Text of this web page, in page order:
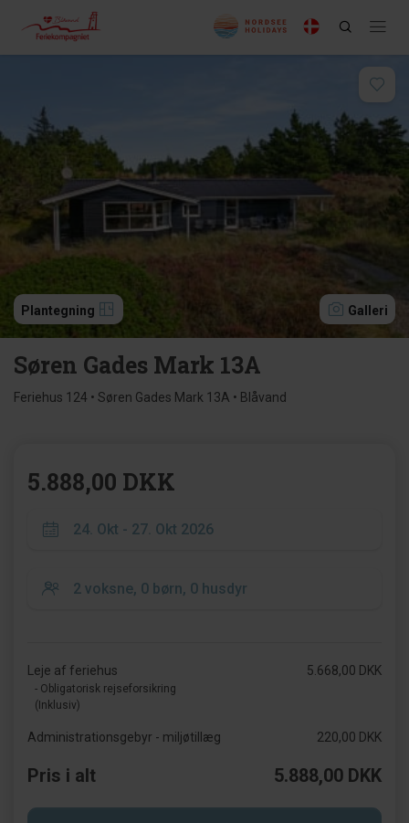
Plantegning Galleri
Søren Gades Mark 13A
Feriehus 124 • Søren Gades Mark 13A • Blåvand
5.888,00 DKK
Leje af feriehus
- Obligatorisk rejseforsikring
(Inklusiv)
5.668,00 DKK
Administrationsgebyr - miljøtillæg 220,00 DKK
Pris i alt 5.888,00 DKK